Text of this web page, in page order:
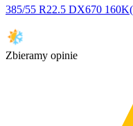
385/55 R22.5 DX670
Zbieramy opinie